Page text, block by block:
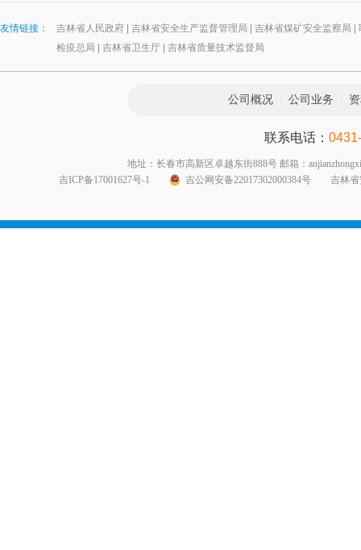
友情链接： 吉林省人民政府 | 吉林省安全生产监督管理局 | 吉林省煤矿安全监察局 |
检疫总局 | 吉林省卫生厅 | 吉林省质量技术监督局
公司概况| 公司业务
联系电话：
地址：长春市高新区卓越东街888号 邮箱：
吉ICP备17001627号-1
吉公网安备22017302000384号吉林省安